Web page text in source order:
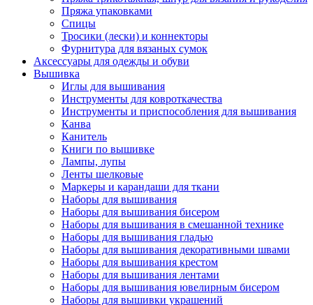
Пряжа упаковками
Спицы
Тросики (лески) и коннекторы
Фурнитура для вязаных сумок
Аксессуары для одежды и обуви
Вышивка
Иглы для вышивания
Инструменты для ковроткачества
Инструменты и приспособления для вышивания
Канва
Канитель
Книги по вышивке
Лампы, лупы
Ленты шелковые
Маркеры и карандаши для ткани
Наборы для вышивания
Наборы для вышивания бисером
Наборы для вышивания в смешанной технике
Наборы для вышивания гладью
Наборы для вышивания декоративными швами
Наборы для вышивания крестом
Наборы для вышивания лентами
Наборы для вышивания ювелирным бисером
Наборы для вышивки украшений